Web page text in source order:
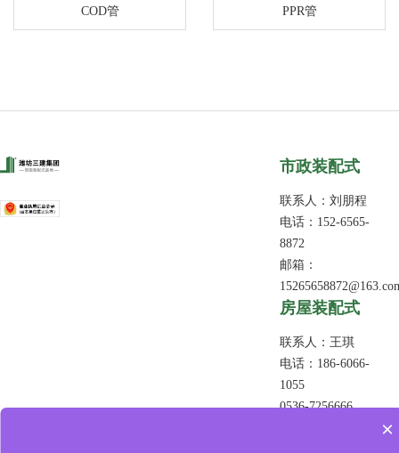
COD管 PPR管
市政装配式
联系人：刘朋程
电话：152-6565-
8872
邮箱：
​房屋装配式
联系人：王琪
电话：186-6066-
1055
0536-7256666
×